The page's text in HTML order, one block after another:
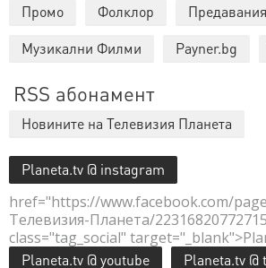
Промо Фолклор
Предавания
Музикални Филми
Payner.bg
RSS абонамент
Новините на Телевизия Планета
Planeta.tv @ instagram
href="https://www.facebook.com/
Телевизия-Планета/
class="tag_social"
Planeta.tv @ youtube Planeta.tv